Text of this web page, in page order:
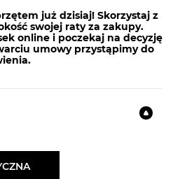
już dzisiaj! Skorzystaj z
swojej raty za zakupy.
online i poczekaj na decyzję
umowy przystąpimy do